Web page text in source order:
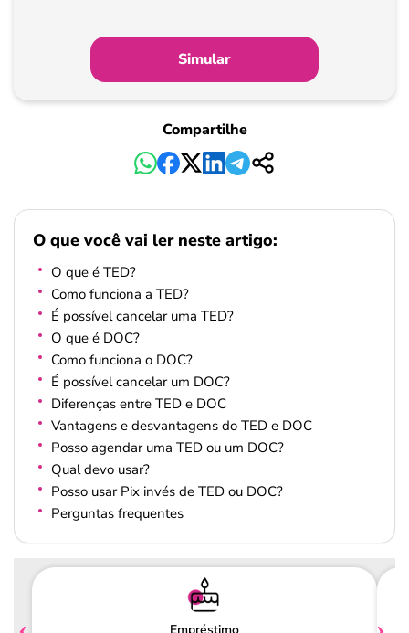
Simular
Compartilhe
O que você vai ler neste artigo:
O que é TED?
Como funciona a TED?
É possível cancelar uma TED?
O que é DOC?
Como funciona o DOC?
É possível cancelar um DOC?
Diferenças entre TED e DOC
Vantagens e desvantagens do TED e DOC
Posso agendar uma TED ou um DOC?
Qual devo usar?
Posso usar Pix invés de TED ou DOC?
Perguntas frequentes
Empréstimo